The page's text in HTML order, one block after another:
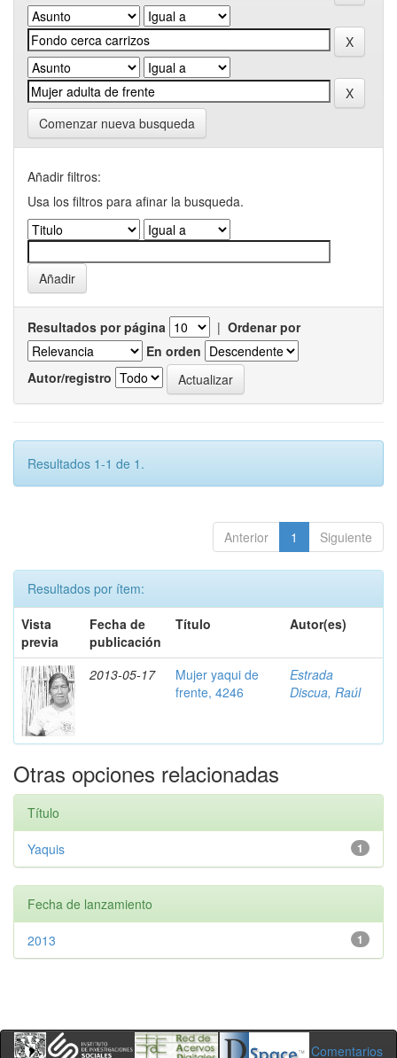
Comenzar nueva busqueda
Añadir filtros:
Usa los filtros para afinar la busqueda.
Resultados por página | Ordenar por
En orden
Autor/registro
Resultados 1-1 de 1.
Anterior 1 Siguiente
Resultados por ítem:
Vista
previa
Fecha de
publicación
Título Autor(es)
2013-05-17
Mujer yaqui de
frente, 4246
Estrada
Discua, Raúl
Otras opciones relacionadas
Título
1
Yaquis
Fecha de lanzamiento
1
2013
Comentarios